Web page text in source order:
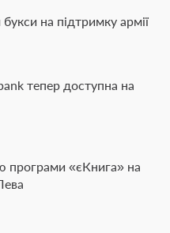
на підтримку армії
тепер доступна на
програми «єКнига» на